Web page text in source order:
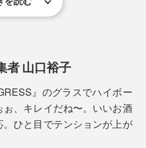
反射して、テーブルに落ち
者 山口裕子
』のグラスでハイボー
、キレイだね〜。いいお酒
ひと目でテンションが上が